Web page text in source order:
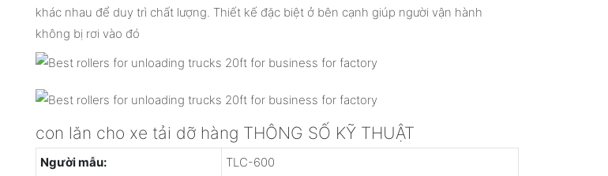
khác nhau để duy trì chất lượng. Thiết kế đặc biệt ở bên cạnh giúp người vận hành
không bị rơi vào đó
con lăn cho xe tải dỡ hàng THÔNG SỐ KỸ THUẬT
Người mẫu:
TLC-600